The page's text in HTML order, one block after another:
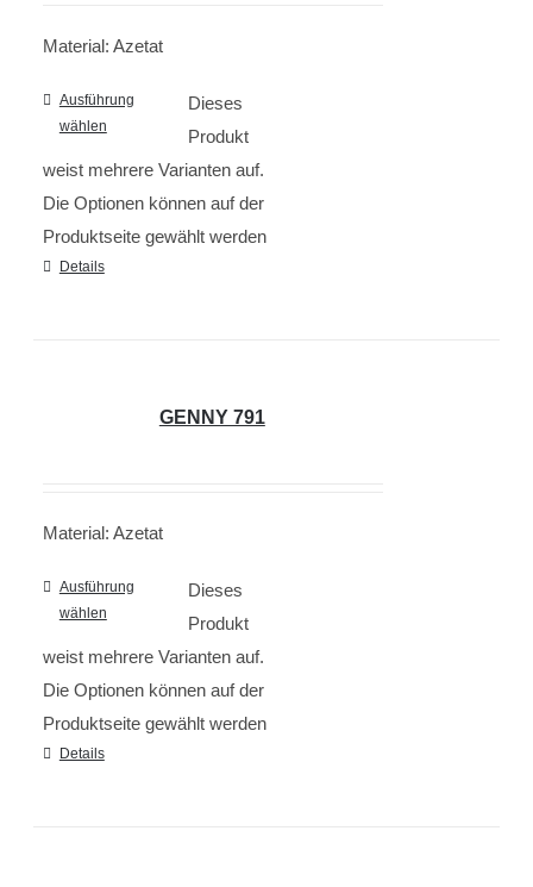
Material: Azetat
Ausführung
wählen
Dieses
Produkt
weist mehrere Varianten auf.
Die Optionen können auf der
Produktseite gewählt werden
Details
GENNY 791
Material: Azetat
Ausführung
wählen
Dieses
Produkt
weist mehrere Varianten auf.
Die Optionen können auf der
Produktseite gewählt werden
Details